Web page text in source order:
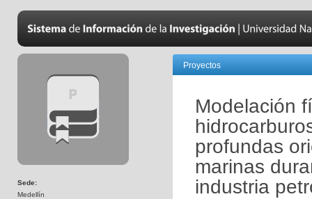
Sede:
Medellín
Proyectos
Modelación
profundas
marinas
industria